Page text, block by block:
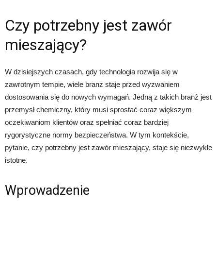
Czy potrzebny jest zawór
mieszający?
W dzisiejszych czasach, gdy technologia rozwija się w
zawrotnym tempie, wiele branż staje przed wyzwaniem
dostosowania się do nowych wymagań. Jedną z takich branż jest
przemysł chemiczny, który musi sprostać coraz większym
oczekiwaniom klientów oraz spełniać coraz bardziej
rygorystyczne normy bezpieczeństwa. W tym kontekście,
pytanie, czy potrzebny jest zawór mieszający, staje się niezwykle
istotne.
Wprowadzenie